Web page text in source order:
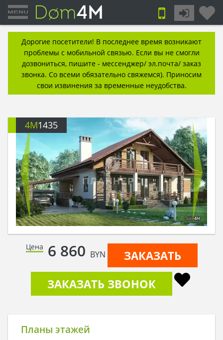
Дорогие посетители! В последнее время возникают
проблемы с мобильной связью. Если вы не смогли
дозвониться, пишите - мессенджер/ эл.почта/ заказ
звонка. Со всеми обязательно свяжемся). Приносим
свои извинения за временные неудобства.
4M1435
Цена 6 860 BYN
ЗАКАЗАТЬ
ЗАКАЗАТЬ ЗВОНОК
Планы этажей